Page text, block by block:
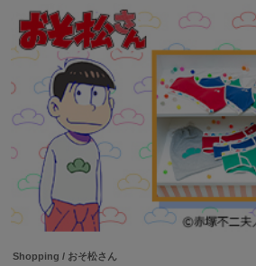
Shopping / おそ松さん